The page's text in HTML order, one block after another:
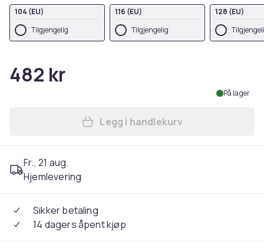
104 (EU)
Tilgjengelig
116 (EU)
Tilgjengelig
128 (EU)
482 kr
På lager
Legg Mountain
Legg i handlekurv
Fr., 21 aug.
Hjemlevering
Sikker betaling
14 dagers åpent kjøp